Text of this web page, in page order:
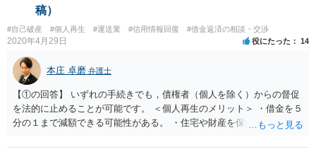
稿）
#自己破産 #個人再生 #運送業 #信用情報回復 #借金返済の相談・交渉
2020年4月29日 役にたった 14
本庄 卓磨 弁護士
【①の回答】 いずれの手続きでも，債権者（個人を除く）からの督促
を法的に止めることが可能です。 ＜個人再生のメリット＞ ・借金を５
分の１まで減額できる可能性がある。 ・住宅や財産を保持できる（た
理的抵抗が小さい（個人差あり）。 ＜自己破産のメリット＞ ・税金等